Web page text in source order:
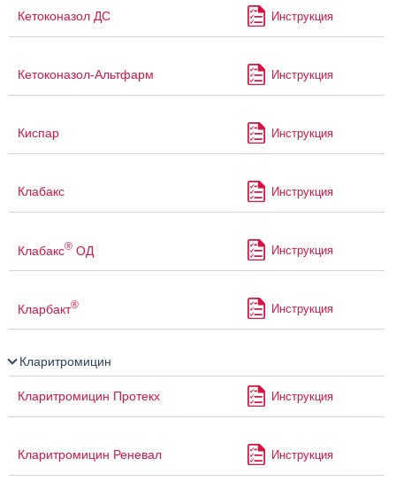
Кетоконазол ДС Инструкция
Кетоконазол-Альтфарм Инструкция
Киспар Инструкция
Клабакс Инструкция
Клабакс® ОД Инструкция
Кларбакт® Инструкция
Кларитромицин
Кларитромицин Протекх Инструкция
Кларитромицин Реневал Инструкция